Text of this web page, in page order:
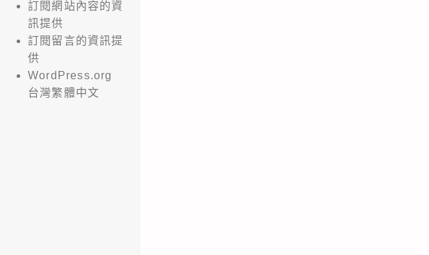
訂閱網站內容的資
訊提供
訂閱留言的資訊提
供
WordPress.org
台灣繁體中文